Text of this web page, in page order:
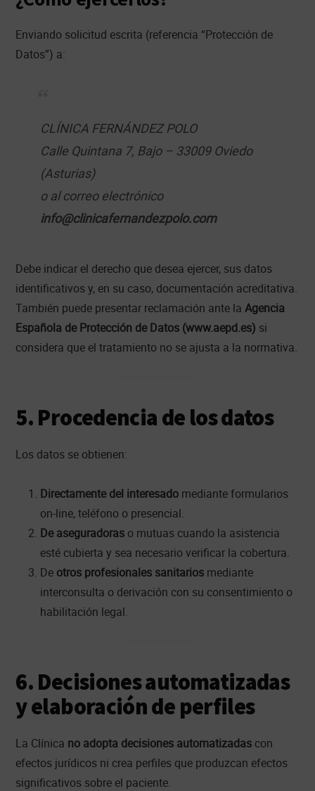
Enviando solicitud escrita (referencia “Protección de
Datos”) a:
CLÍNICA FERNÁNDEZ POLO
Calle Quintana 7, Bajo – 33009 Oviedo
(Asturias)
o al correo electrónico
info@clinicafernandezpolo.com
Debe indicar el derecho que desea ejercer, sus datos
identificativos y, en su caso, documentación acreditativa.
También puede presentar reclamación ante laAgencia
Española de Protección de Datos (www.aepd.es) si
considera que el tratamiento no se ajusta a la normativa.
5. Procedencia de los datos
Los datos se obtienen:
Directamente del interesado mediante formularios
on-line, teléfono o presencial.
De aseguradoras o mutuas cuando la asistencia
esté cubierta y sea necesario verificar la cobertura.
De otros profesionales sanitarios mediante
interconsulta o derivación con su consentimiento o
habilitación legal.
6. Decisiones automatizadas
y elaboración de perfiles
La Clínica no adopta decisiones automatizadas con
efectos jurídicos ni crea perfiles que produzcan efectos
significativos sobre el paciente.